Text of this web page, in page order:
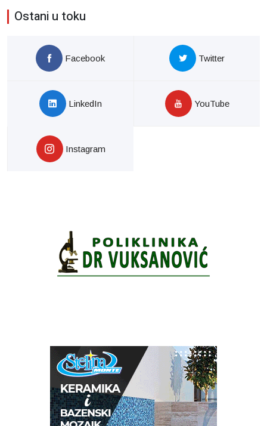
Ostani u toku
Facebook Twitter
LinkedIn YouTube
Instagram